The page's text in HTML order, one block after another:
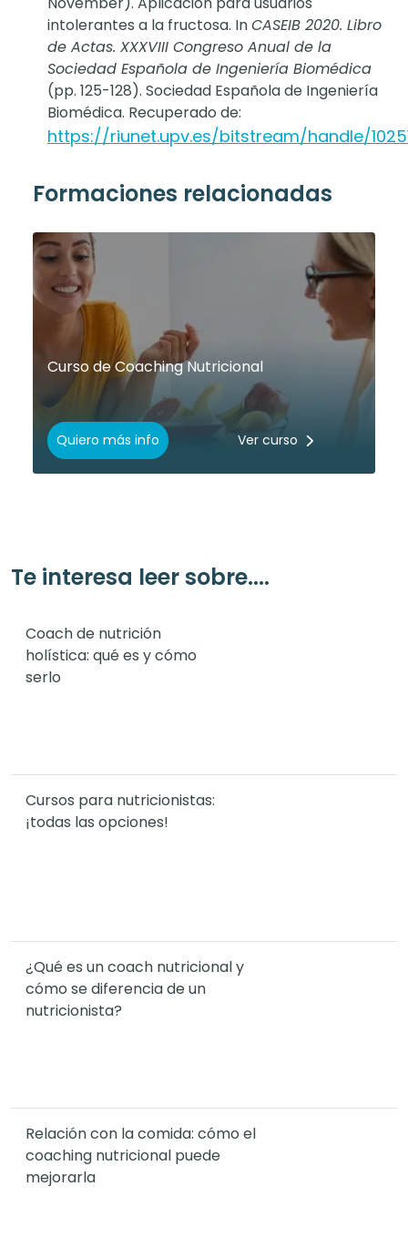
intolerantes a la fructosa. InCASEIB 2020. Libro
de Actas. XXXVIII Congreso Anual de la
Sociedad Española de Ingeniería Biomédica
(pp. 125-128). Sociedad Española de Ingeniería
Biomédica. Recuperado de:
https://riunet.upv.es/bitstream/handle/
Formaciones relacionadas
Curso de Coaching Nutricional
Quiero más info Ver curso
Te interesa leer sobre....
Coach de nutrición
holística: qué es y cómo
serlo
Cursos para nutricionistas:
¡todas las opciones!
¿Qué es un coach nutricional y
cómo se diferencia de un
nutricionista?
Relación con la comida: cómo el
coaching nutricional puede
mejorarla